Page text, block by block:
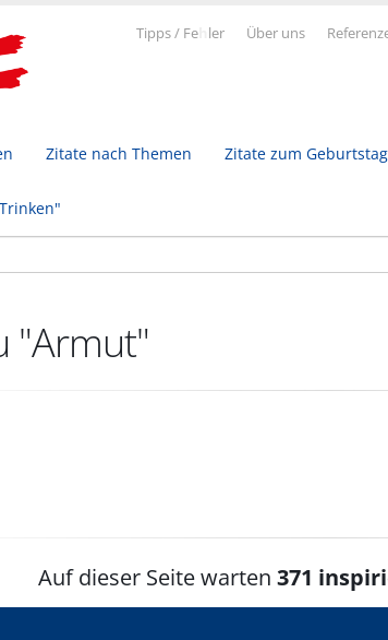
Tipps / Fe ler Über uns
Zitate nach Themen Zitate zum Geburtstag
"Armut"
Auf dieser Seite warten371